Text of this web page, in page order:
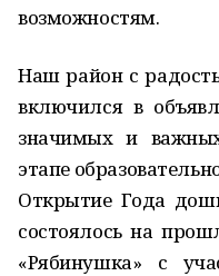
возможностям.
Наш район с
включился в
значимых и
этапе
Открытие Года
состоялось на
«Рябинушка» с